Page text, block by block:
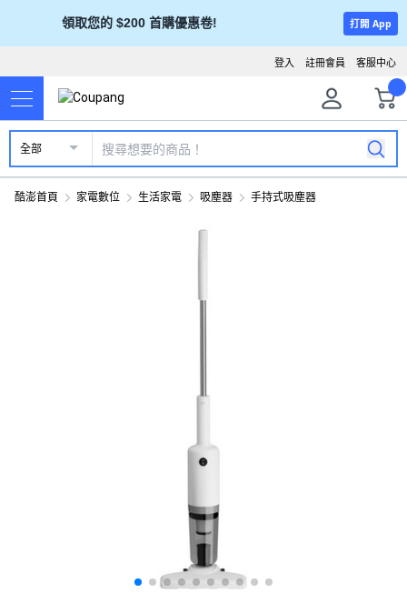
領取您的 $200 首購優惠卷! 打開 App
客服中心
註冊會員
登入
全部
酷澎首頁 家電數位 生活家電 吸塵器 手持式吸塵器